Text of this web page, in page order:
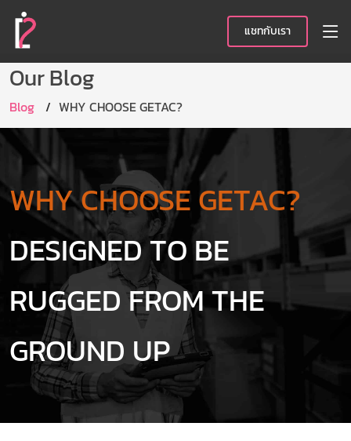
แชทกับเรา
Our Blog
Blog WHY CHOOSE GETAC?
WHY CHOOSE GETAC?
DESIGNED TO BE
RUGGED FROM THE
GROUND UP